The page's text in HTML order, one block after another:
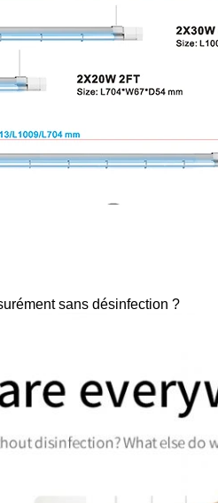
sans désinfection ?